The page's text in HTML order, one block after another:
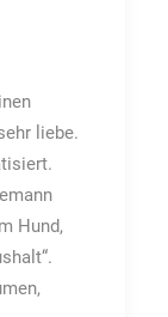
liebe.
Hund,